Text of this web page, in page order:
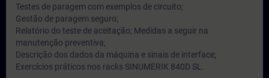
Testes de paragem com exemplos de circuito;
Gestão de paragem seguro;
Relatório do teste de aceitação; Medidas a seguir na
manutenção preventiva;
Descrição dos dados da máquina e sinais de interface;
Exercícios práticos nos racks SINUMERIK 840D SL.